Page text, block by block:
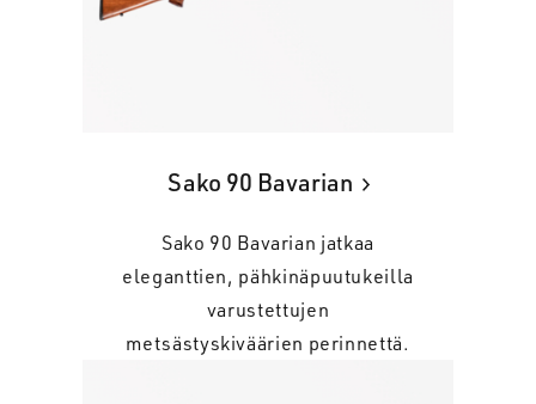
Sako 90 Bavarian
Sako 90 Bavarian jatkaa
eleganttien, pähkinäpuutukeilla
varustettujen
metsästyskiväärien perinnettä.